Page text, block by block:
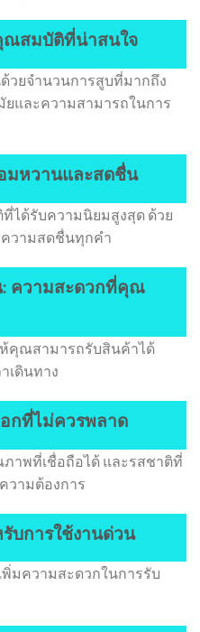
ณสมบัติที่น่าสนใจ
วยจำนวนการสูบที่มากถึง
และความสามารถในการ
มหวานและสดชื่น
ได้รับความนิยมสูงสุด ด้วย
วามสดชื่นทุกคำ
ความสะดวกที่คุณ
คุณสามารถรับสินค้าได้
เดินทาง
กที่ไม่ควรพลาด
าพที่เชื่อถือได้ และรสชาติที่
วามต้องการ
บการใช้งานด่วน
พิ่มความสะดวกในการรับ